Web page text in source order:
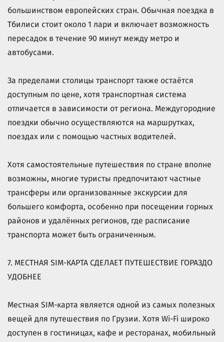
большинством европейских стран. Обычная поездка в
Тбилиси стоит около 1 лари и включает возможность
пересадок в течение 90 минут между метро и
автобусами.
За пределами столицы транспорт также остаётся
доступным по цене, хотя транспортная система
отличается в зависимости от региона. Междугородние
поездки обычно осуществляются на маршрутках,
поездах или с помощью частных водителей.
Хотя самостоятельные путешествия по стране вполне
возможны, многие туристы предпочитают частные
трансферы или организованные экскурсии для
большего комфорта, особенно при посещении горных
районов и удалённых регионов, где расписание
транспорта может быть ограниченным.
7. МЕСТНАЯ SIM-КАРТА СДЕЛАЕТ ПУТЕШЕСТВИЕ ГОРАЗДО
УДОБНЕЕ
Местная SIM-карта является одной из самых полезных
вещей для путешествия по Грузии. Хотя Wi-Fi широко
доступен в гостиницах, кафе и ресторанах, мобильный